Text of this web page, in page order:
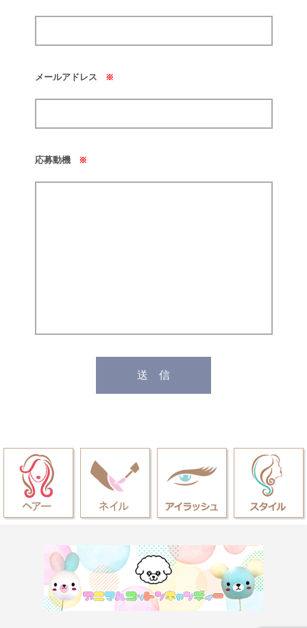
メールアドレス ※
応募動機 ※